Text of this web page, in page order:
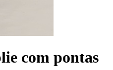
com pontas